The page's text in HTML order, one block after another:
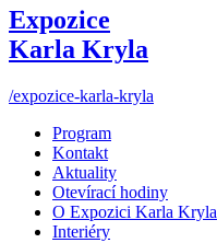
Expozice
Karla Kryla
/expozice-karla-kryla
Program
Kontakt
Aktuality
Otevírací hodiny
O Expozici Karla Kryla
Interiéry